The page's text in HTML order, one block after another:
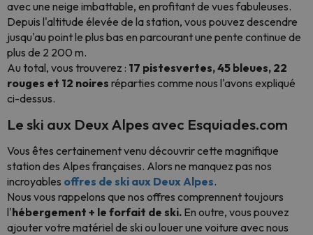
avec une neige imbattable, en profitant de vues fabuleuses.
Depuis l'altitude élevée de la station, vous pouvez descendre
jusqu'au point le plus bas en parcourant une pente continue de
plus de 2 200 m.
Au total, vous trouverez : 17 pistesvertes,45 bleues, 22
rouges et 12 noires réparties comme nous l'avons expliqué
ci-dessus.
Le ski aux Deux Alpes avec Esquiades.com
Vous êtes certainement venu découvrir cette magnifique
station des Alpes françaises. Alors ne manquez pas nos
incroyables offres de ski aux Deux Alpes.
Nous vous rappelons que nos offres comprennent toujours
l'hébergement + le forfait de ski. En outre, vous pouvez
ajouter votre matériel de ski ou louer une voiture avec nous